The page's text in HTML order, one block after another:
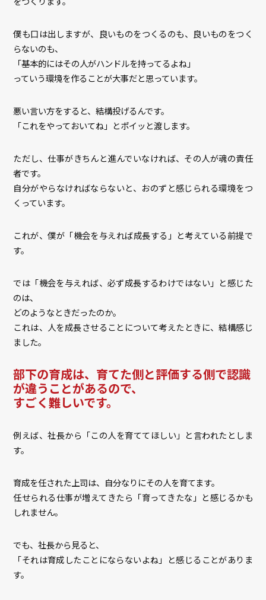
僕も口は出しますが、良いものをつくるのも、良いものをつく
らないのも、
「基本的にはその人がハンドルを持ってるよね」
っていう環境を作ることが大事だと思っています。
悪い言い方をすると、結構投げるんです。
「これをやっておいてね」とポイッと渡します。
ただし、仕事がきちんと進んでいなければ、その人が魂の責任
者です。
自分がやらなければならないと、おのずと感じられる環境をつ
くっています。
これが、僕が「機会を与えれば成長する」と考えている前提で
す。
では「機会を与えれば、必ず成長するわけではない」と感じた
のは、
どのようなときだったのか。
これは、人を成長させることについて考えたときに、結構感じ
ました。
部下の育成は、育てた側と評価する側で認識
が違うことがあるので、
すごく難しいです。
例えば、社長から「この人を育ててほしい」と言われたとしま
す。
育成を任された上司は、自分なりにその人を育てます。
任せられる仕事が増えてきたら「育ってきたな」と感じるかも
しれません。
でも、社長から見ると、
「それは育成したことにならないよね」と感じることがありま
す。